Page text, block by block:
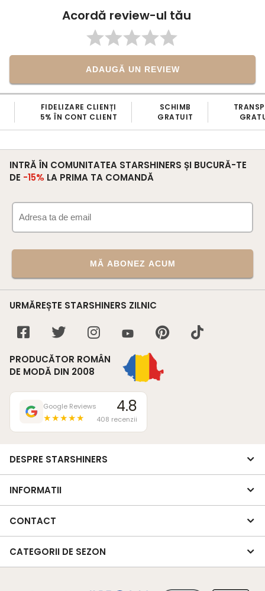
Acordă review-ul tău
ADAUGĂ UN REVIEW
FIDELIZARE CLIENȚI
5% ÎN CONT CLIENT
SCHIMB
GRATUIT
INTRĂ ÎN COMUNITATEA STARSHINERS ȘI BUCURĂ-TE
DE -15% LA PRIMA TA COMANDĂ
MĂ ABONEZ ACUM
URMĂREȘTE STARSHINERS ZILNIC
PRODUCĂTOR ROMÂN
DE MODĂ DIN 2008
Google Reviews
★★★★★
4.8
408 recenzii
DESPRE STARSHINERS
INFORMATII
CONTACT
CATEGORII DE SEZON